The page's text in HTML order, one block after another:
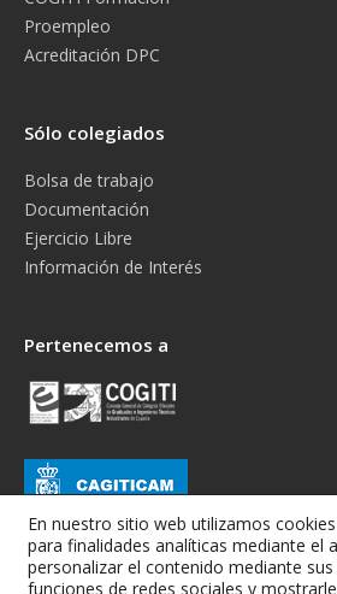
Proempleo
Acreditación DPC
Sólo colegiados
Bolsa de trabajo
Documentación
Ejercicio Libre
Información de Interés
Pertenecemos a
En nuestro sitio web utilizamos
para finalidades analíticas mediante el
personalizar el contenido mediante
funciones de redes sociales y